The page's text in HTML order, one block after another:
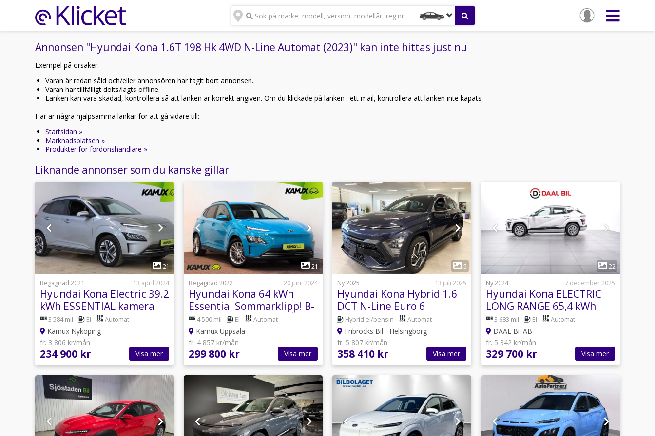
Sök på märke, modell, version, modellår, reg.nr
Annonsen "Hyundai Kona 1.6T 198 Hk 4WD N-Line Automat (2023)" kan inte hittas just nu
Exempel på orsaker:
Varan är redan såld och/eller annonsören har tagit bort annonsen.
Varan har tillfälligt dolts/lagts offline.
Länken kan vara skadad, kontrollera så att länken är korrekt angiven. Om du klickade på länken i ett mail, kontrollera att länken inte kapats.
Här är några hjälpsamma länkar för att gå vidare till:
Startsidan »
Marknadsplatsen »
Produkter för fordonshandlare »
Liknande annonser som du kanske gillar
1
21
Begagnad 2021
13 april 2024
Hyundai Kona Electric 39.2
kWh ESSENTIAL kamera
Navi Keyless
3 584 mil El Automat
Kamux Nyköping
fr. 3 806 kr/mån
234 900 kr Visa mer
1
21
Begagnad 2022
20 juni 2024
Hyundai Kona 64 kWh
Essential Sommarklipp! B-
Kamera Navi 204hk RÄNTA
5.99%
4 500 mil El Automat
Kamux Uppsala
fr. 4 857 kr/mån
299 800 kr Visa mer
1
5
Ny 2025
13 juli 2025
Hyundai Kona Hybrid 1.6
DCT N-Line Euro 6
Hybrid el/bensin Automat
Fribrocks Bil - Helsingborg
fr. 5 807 kr/mån
358 410 kr Visa mer
22
Ny 2024
7 december 2025
Hyundai Kona ELECTRIC
LONG RANGE 65,4 kWh
218HK ESSENTIAL
3 683 mil El Automat
DAAL Bil AB
fr. 5 342 kr/mån
329 700 kr Visa mer